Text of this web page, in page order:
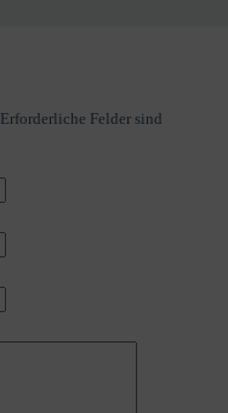
Erforderliche Felder sind